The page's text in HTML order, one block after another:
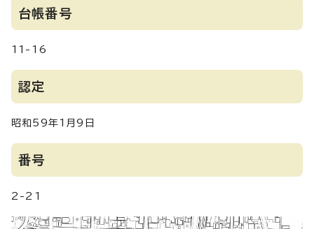
台帳番号
11-16
認定
昭和59年1月9日
番号
2-21